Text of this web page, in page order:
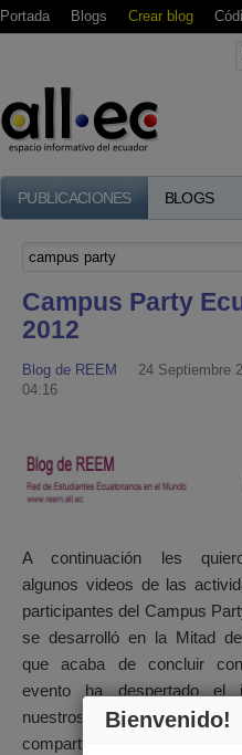
Portada Blogs Crear blog
PUBLICACIONES BLOGS
Campus Party
2012
Blog de REEM
24 Septiembre
04:16
A continuación les
algunos videos de las
participantes del Campus
se desarrolló en la Mitad
que acaba de concluir
evento ha despertado el
nuestros jóvenes talentos
compartir sus ideas,
Bienvenido!